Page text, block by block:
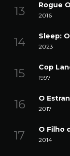
Rogue
2016
Sleep:
2023
Cop
1997
O
2017
O Filho
2014